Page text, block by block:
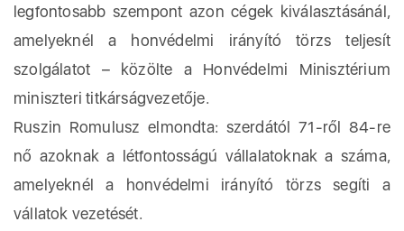
legfontosabb szempont azon cégek kiválasztásánál,
amelyeknél a honvédelmi irányító törzs teljesít
szolgálatot – közölte a Honvédelmi Minisztérium
miniszteri titkárságvezetője.
Ruszin Romulusz elmondta: szerdától 71-ről 84-re
nő azoknak a létfontosságú vállalatoknak a száma,
amelyeknél a honvédelmi irányító törzs segíti a
vállatok vezetését.